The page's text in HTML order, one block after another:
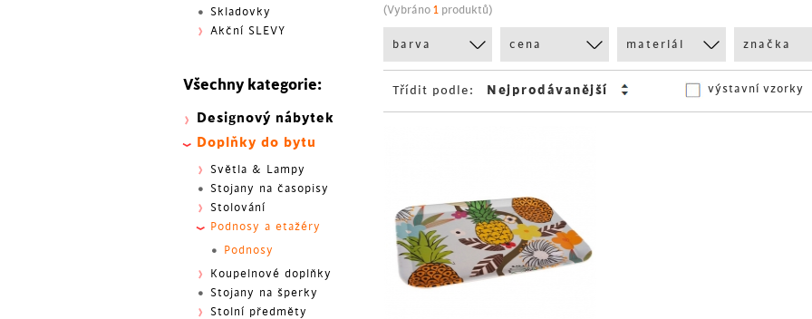
(Vybráno 1 produktů)
barva cena materiál značka
Třídit podle: výstavní vzorky
Skladovky
Akční SLEVY
Všechny kategorie:
Designový nábytek
Doplňky do bytu
Světla & Lampy
Stojany na časopisy
Stolování
Podnosy a etažéry
Podnosy
Koupelnové doplňky
Stojany na šperky
Stolní předměty